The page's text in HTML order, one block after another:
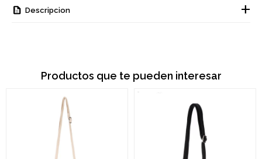
Descripcion
Productos que te pueden interesar